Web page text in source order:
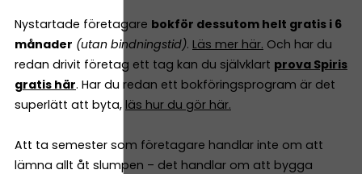
Nystartade företagare bokför dessutom helt gratis i 6
månader (utan bindningstid). Läs mer här. Och har du
redan drivit företag ett tag kan du självklart prova Spiris
gratis här. Har du redan ett bokföringsprogram är det
superlätt att byta, läs hur du gör här.
Att ta semester som företagare handlar inte om att
lämna allt åt slumpen – det handlar om att bygga